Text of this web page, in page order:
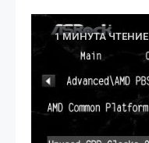
1 МИНУТА ЧТЕНИЕ